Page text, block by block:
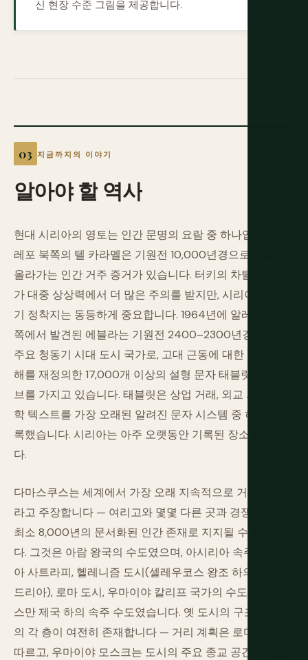
신 현장 수준 그림을 제공합니다.
지금까지의 이야기
알아야할 역사
현대 시리아의 영토는 인간 문명의 요람 중 하나입니다. 알
레포 북쪽의 텔 카라멜은 기원전 10,000년경으로 거슬러
올라가는 인간 거주 증거가 있습니다. 터키의 차탈회위크
가 대중 상상력에서 더 많은 주의를 받지만, 시리아의 신석
기 정착지는 동등하게 중요합니다. 1964년에 알레포 남서
쪽에서 발견된 에블라는 기원전 2400–2300년경 번성한
주요 청동기 시대 도시 국가로, 고대 근동에 대한 우리의 이
해를 재정의한 17,000개 이상의 설형 문자 태블릿 아카이
브를 가지고 있습니다. 태블릿은 상업 거래, 외교 서신, 문
학 텍스트를 가장 오래된 알려진 문자 시스템 중 하나로 기
록했습니다. 시리아는 아주 오랫동안 기록된 장소였습니
다.
다마스쿠스는 세계에서 가장 오래 지속적으로 거주된 도시
라고 주장합니다 — 여리고와 몇몇 다른 곳과 경쟁하지만,
최소 8,000년의 문서화된 인간 존재로 지지될 수 있습니
다. 그것은 아람 왕국의 수도였으며, 아시리아 속주, 페르시
아 사트라피, 헬레니즘 도시(셀레우코스 왕조 하의 알렉산
드리아), 로마 도시, 우마이야 칼리프 국가의 수도, 결국 오
스만 제국 하의 속주 수도였습니다. 옛 도시의 구조에 과거
의 각 층이 여전히 존재합니다 — 거리 계획은 로마 격자를
따르고, 우마이야 모스크는 도시의 주요 종교 공간의 모든